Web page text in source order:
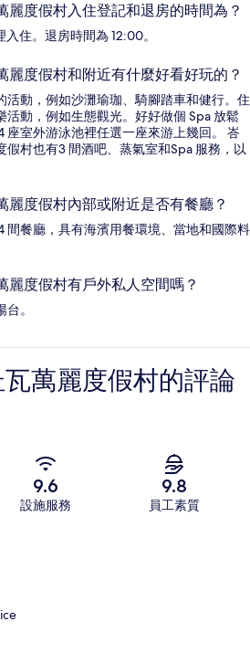
麗度假村入住登記和退房的時間為？
住。退房時間為 12:00。
麗度假村和附近有什麼好看好玩的？
活動，例如沙灘瑜珈、騎腳踏車和健行。住
活動，例如生態觀光。好好做個 Spa 放鬆
座室外游泳池裡任選一座來游上幾回。 峇
假村也有3 間酒吧、蒸氣室和Spa 服務，以
麗度假村內部或附近是否有餐廳？
間餐廳，具有海濱用餐環境、當地和國際料
麗度假村有戶外私人空間嗎？
。
萬麗度假村的評論
9.6
設施服務
9.8
員工素質